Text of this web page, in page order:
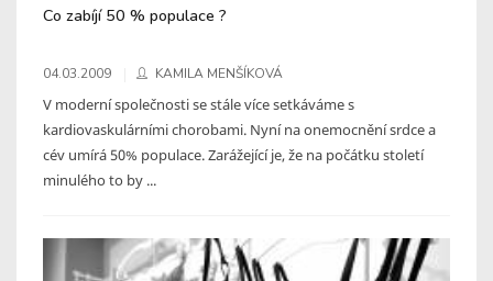
Co zabíjí 50 % populace ?
04.03.2009 KAMILA MENŠÍKOVÁ
V moderní společnosti se stále více setkáváme s
kardiovaskulárními chorobami. Nyní na onemocnění srdce a
cév umírá 50% populace. Zarážející je, že na počátku století
minulého to by ...